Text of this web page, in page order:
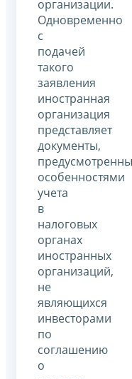
организации.
Одновременно
с
подачей
такого
заявления
иностранная
организация
представляет
документы,
особенностями
учета
в
налоговых
органах
иностранных
организаций,
не
являющихся
инвесторами
по
соглашению
о